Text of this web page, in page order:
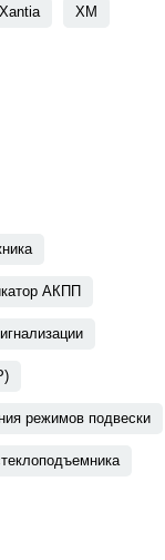
Xantia XM
АКПП
режимов подвески